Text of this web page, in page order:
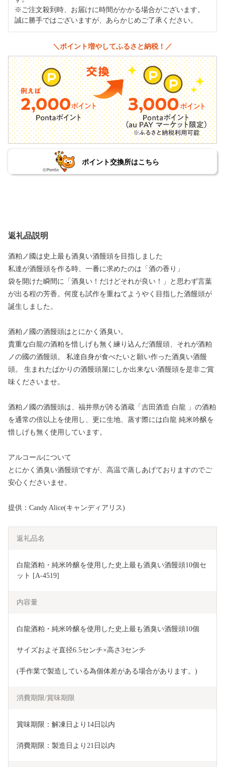
※ご注文殺到時、お届けに時間がかかる場合がございます。
誠に勝手ではございますが、あらかじめご了承ください。
＼ポイント増やしてふるさと納税！／
ポイント交換所はこちら
返礼品説明
酒粕ノ國は史上最も酒臭い酒饅頭を目指しました
私達が酒饅頭を作る時、一番に求めたのは「酒の香り」
袋を開けた瞬間に「酒臭い！だけどそれが良い！」と思わず言葉
が出る程の芳香。何度も試作を重ねてようやく目指した酒饅頭が
誕生しました。
酒粕ノ國の酒饅頭はとにかく酒臭い。
貴重な白龍の酒粕を惜しげも無く練り込んだ酒饅頭、それが酒粕
ノの國の酒饅頭。 私達自身が食べたいと願い作った酒臭い酒饅
頭。 生まれたばかりの酒饅頭屋にしか出来ない酒饅頭を是非ご賞
味くださいませ。
酒粕ノ國の酒饅頭は、福井県が誇る酒蔵「吉田酒造 白龍 」の酒粕
を通常の倍以上を使用し、更に生地、蒸す際には白龍 純米吟醸を
惜しげも無く使用しています。
アルコールについて
とにかく酒臭い酒饅頭ですが、高温で蒸しあげておりますのでご
安心くださいませ。
提供：Candy Alice(キャンディアリス)
返礼品名
白龍酒粕・純米吟醸を使用した史上最も酒臭い酒饅頭10個セ
ット [A-4519]
内容量
白龍酒粕・純米吟醸を使用した史上最も酒臭い酒饅頭10個
サイズおよそ直径6.5センチ×高さ3センチ
(手作業で製造している為個体差がある場合があります。)
消費期限/賞味期限
賞味期限：解凍日より14日以内
消費期限：製造日より21日以内